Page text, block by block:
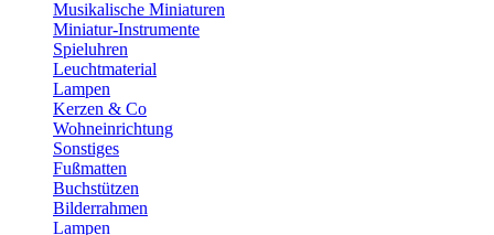
Musikalische Miniaturen
Miniatur-Instrumente
Spieluhren
Leuchtmaterial
Lampen
Kerzen & Co
Wohneinrichtung
Sonstiges
Fußmatten
Buchstützen
Bilderrahmen
Lampen